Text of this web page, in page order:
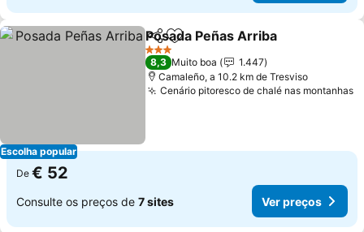
Escolha popular
PartilharAdicionar aos favoritos
Posada Peñas Arriba
3 Estrelas
8,3 Muito boa
1.447
Camaleño, a 10.2 km de Tresviso
Cenário pitoresco de chalé nas montanhas
De € 52
Consulte os preços de 7 sites Ver preços